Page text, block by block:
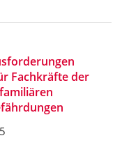
Fachkräfte der